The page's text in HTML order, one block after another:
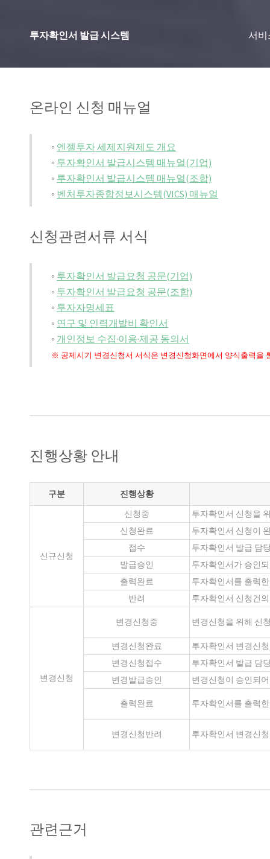
투자확인서 발급 시스템 서비
온라인 신청 매뉴얼
◦ 엔젤투자 세제지원제도 개요
◦ 투자확인서 발급시스템 매뉴얼(기업)
◦ 투자확인서 발급시스템 매뉴얼(조합)
◦ 벤처투자종합정보시스템(VICS) 매뉴얼
신청관련서류 서식
◦ 투자확인서 발급요청 공문(기업)
◦ 투자확인서 발급요청 공문(조합)
◦ 투자자명세표
◦ 연구 및 인력개발비 확인서
◦ 개인정보 수집·이용·제공 동의서
※ 공제시기 변경신청서 서식은 변경신청화면에서 양식출력을
진행상황 안내
구분 진행상황
신규신청
신청중
투자확인서 신청을
신청완료
투자확인서 신청이
접수
투자확인서 발급 담
발급승인
투자확인서가 승인
출력완료
투자확인서를 출력
반려
투자확인서 신청건
변경신청
변경신청중 변경신청을 위해 신
변경신청완료
투자확인서 변경신
변경신청접수
투자확인서 발급 담
변경발급승인
변경신청이 승인되
출력완료 투자확인서를 출력
변경신청반려 투자확인서 변경신
관련근거